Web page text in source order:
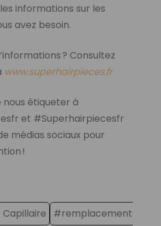
informations sur les
avez besoin.
? Consultez
www.superhairpieces.fr
nous étiqueter à
et #Superhairpiecesfr
médias sociaux pour
!
#remplacements